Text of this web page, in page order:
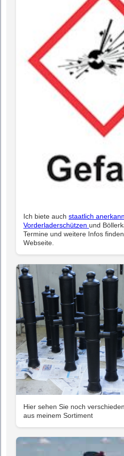
Ich biete auch staatlich
Vorderladerschützen und
Termine und weitere Infos
Webseite.
Hier sehen Sie noch
aus meinem Sortiment